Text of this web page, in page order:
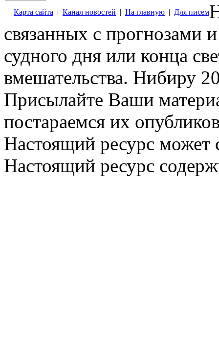
Карта сайта | Канал новостей | На главную | Для писем
связанных с прогнозами
судного дня или конца
вмешательства. Нибиру
Присылайте Ваши
постараемся их
Настоящий ресурс может
Настоящий ресурс